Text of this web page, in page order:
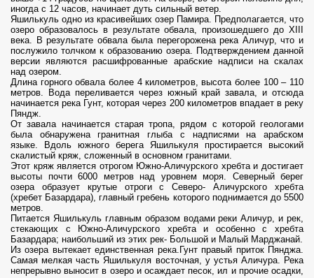
иногда с 12 часов, начинает дуть сильный ветер.
Яшилькуль одно из красивейших озер Памира. Предполагается, что
озеро образовалось в результате обвала, произошедшего до XIII
века. В результате обвала была перегорожена река Аличур, что и
послужило толчком к образованию озера. Подтверждением данной
версии являются расшифрованные арабские надписи на скалах
над озером.
Длина горного обвала более 4 километров, высота более 100 – 110
метров. Вода переливается через южный край завала, и отсюда
начинается река Гунт, которая через 200 километров впадает в реку
Пяндж.
От завала начинается старая тропа, рядом с которой геологами
была обнаружена гранитная глыба с надписями на арабском
языке. Вдоль южного берега Яшилькуля простирается высокий
скалистый кряж, сложенный в основном гранитами.
Этот кряж является отрогом Южно-Аличурского хребта и достигает
высоты почти 6000 метров над уровнем моря. Северный берег
озера образует крутые отроги с Северо- Аличурского хребта
(хребет Базардара), главный гребень которого поднимается до 5500
метров.
Питается Яшилькуль главным образом водами реки Аличур, и рек,
стекающих с Южно-Аличурского хребта и особенно с хребта
Базардара; наибольший из этих рек- Большой и Малый Марджанай.
Из озера вытекает единственная река.Гунт правый приток Пянджа.
Самая мелкая часть Яшилькуля восточная, у устья Аличура. Река
непрерывно выносит в озеро и осаждает песок, ил и прочие осадки,